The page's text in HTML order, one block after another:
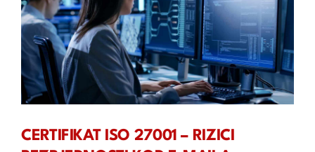
CERTIFIKAT ISO 27001 – RIZICI